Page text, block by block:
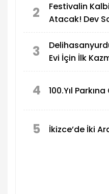
2
Festivalin Kalbi
Atacak! Dev
3
Evi İçin İlk
4 100.Yıl
5 İkizce’de İki